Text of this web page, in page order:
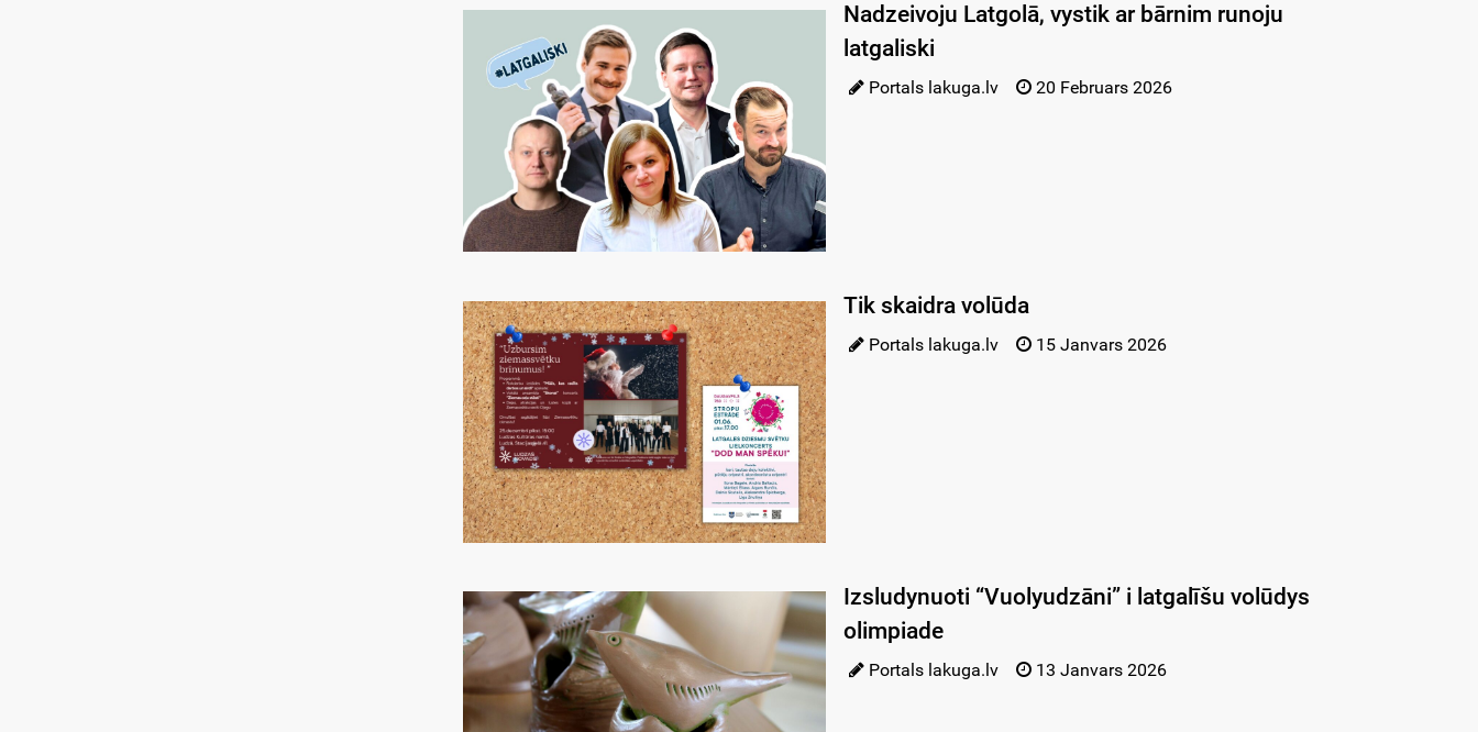
Nadzeivoju Latgolā, vystik ar bārnim runoju
latgaliski
Portals lakuga.lv 20 Februars 2026
Tik skaidra volūda
Portals lakuga.lv 15 Janvars 2026
Izsludynuoti “Vuolyudzāni” i latgalīšu volūdys
olimpiade
Portals lakuga.lv 13 Janvars 2026